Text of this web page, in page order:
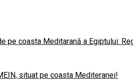
pe coasta Meditarană a Egiptului:
situat pe coasta Mediteranei!